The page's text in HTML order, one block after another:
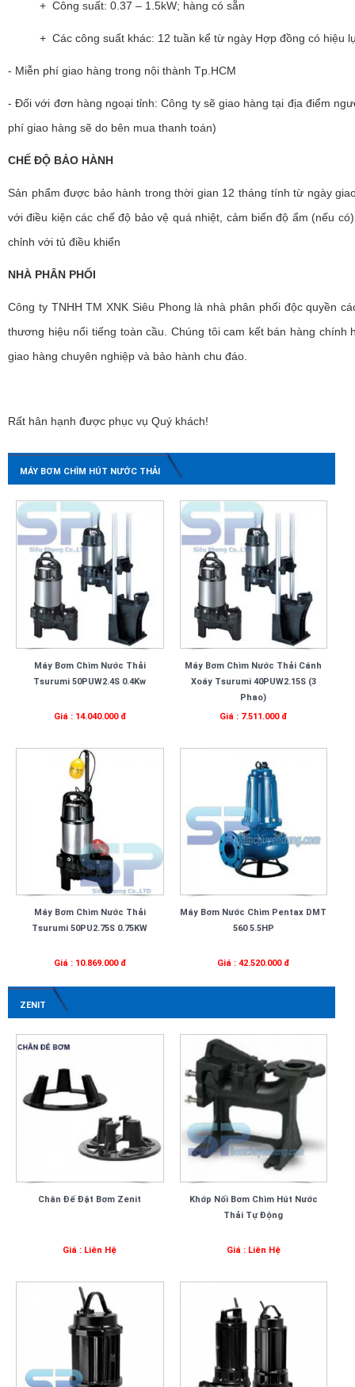
+ Công suất: 0.37 – 1.5kW; hàng có sẵn
+ Các công suất khác: 12 tuần kể từ ngày Hợp đồng có hiệu
- Miễn phí giao hàng trong nội thành Tp.HCM
- Đối với đơn hàng ngoại tỉnh: Công ty sẽ giao hàng tại địa điểm
phí giao hàng sẽ do bên mua thanh toán)
CHẾ ĐỘ BẢO HÀNH
Sản phẩm được bảo hành trong thời gian 12 tháng tính từ ngày
với điều kiện các chế độ bảo vệ quá nhiệt, cảm biến độ ẩm (nếu
chỉnh với tủ điều khiển
NHÀ PHÂN PHỐI
Công ty TNHH TM XNK Siêu Phong là nhà phân phối độc quyền
thương hiệu nổi tiếng toàn cầu. Chúng tôi cam kết bán hàng chính
giao hàng chuyên nghiệp và bảo hành chu đáo.
Rất hân hạnh được phục vụ Quý khách!
MÁY BƠM CHÌM HÚT NƯỚC THẢI
Máy Bơm Chìm Nước Thải
Tsurumi 50PUW2.4S 0.4Kw
Giá : 14.040.000 đ
Máy Bơm Chìm Nước Thải Cánh
Xoáy Tsurumi 40PUW2.15S (3
Phao)
Giá : 7.511.000 đ
Máy Bơm Chìm Nước Thải
Tsurumi 50PU2.75S 0.75KW
Giá : 10.869.000 đ
Máy Bơm Nước Chìm Pentax DMT
560 5.5HP
Giá : 42.520.000 đ
ZENIT
Chân Đế Đặt Bơm Zenit
Giá : Liên Hệ
Khớp Nối Bơm Chìm Hút Nước
Thải Tự Động
Giá : Liên Hệ